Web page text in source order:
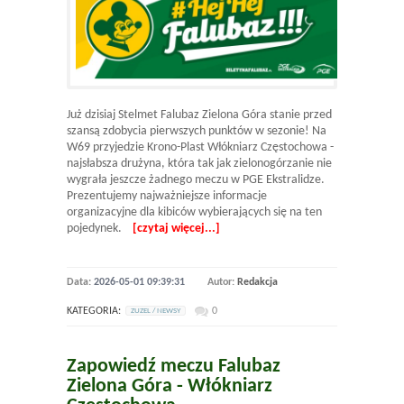
Już dzisiaj Stelmet Falubaz Zielona Góra stanie przed
szansą zdobycia pierwszych punktów w sezonie! Na
W69 przyjedzie Krono-Plast Włókniarz Częstochowa -
najsłabsza drużyna, która tak jak zielonogórzanie nie
wygrała jeszcze żadnego meczu w PGE Ekstralidze.
Prezentujemy najważniejsze informacje
organizacyjne dla kibiców wybierających się na ten
pojedynek.
[czytaj więcej...]
Data: 2026-05-01 09:39:31 Autor: Redakcja
KATEGORIA: ZUZEL / NEWSY 0
Zapowiedź meczu Falubaz
Zielona Góra - Włókniarz